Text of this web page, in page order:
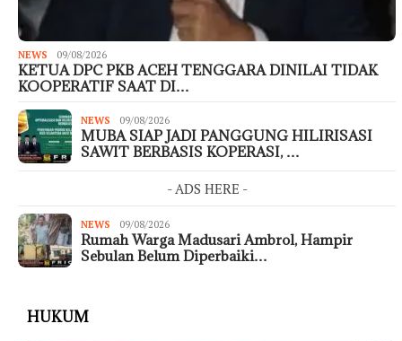
NEWS 09/08/2026
KETUA DPC PKB ACEH TENGGARA DINILAI TIDAK
KOOPERATIF SAAT DI…
NEWS 09/08/2026
MUBA SIAP JADI PANGGUNG HILIRISASI
SAWIT BERBASIS KOPERASI, …
- ADS HERE -
NEWS 09/08/2026
Rumah Warga Madusari Ambrol, Hampir
Sebulan Belum Diperbaiki…
HUKUM